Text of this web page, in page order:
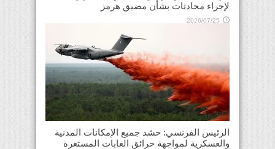
لإجراء محادثات بشأن مضيق هرمز
2026/07/25
الرئيس الفرنسي: حشد جميع الإمكانات المدنية
والعسكرية لمواجهة حرائق الغابات المستعرة